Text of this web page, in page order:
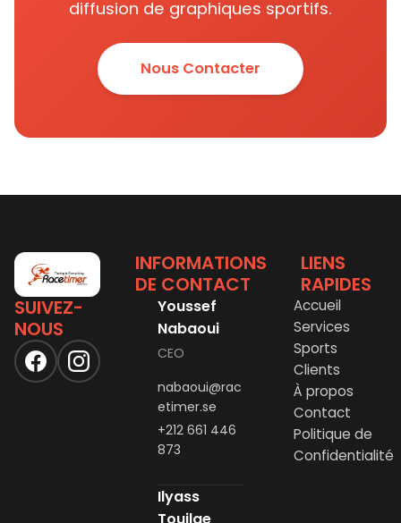
diffusion de graphiques sportifs.
Nous Contacter
SUIVEZ-
NOUS
INFORMATIONS
DE CONTACT
Youssef
Nabaoui
CEO
nabaoui@rac
etimer.se
+212 661 446
873
Ilyass
LIENS
RAPIDES
Accueil
Services
Sports
Clients
À propos
Contact
Politique de
Confidentialité